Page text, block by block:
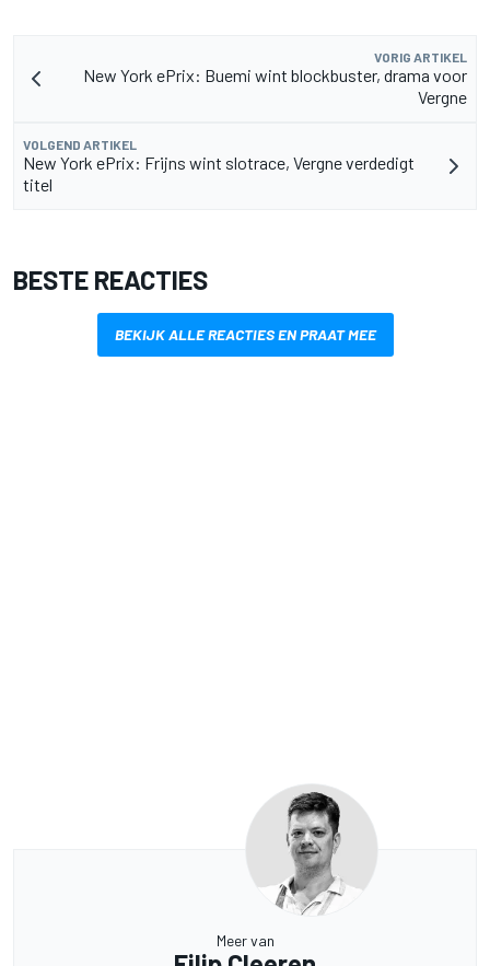
VORIG ARTIKEL
New York ePrix: Buemi wint blockbuster, drama voor
Vergne
VOLGEND ARTIKEL
New York ePrix: Frijns wint slotrace, Vergne verdedigt
titel
BESTE REACTIES
BEKIJK ALLE REACTIES EN PRAAT MEE
Meer van